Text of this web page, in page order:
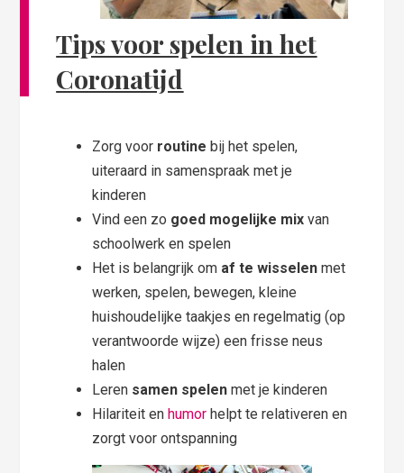
Tips voor spelen in het
Coronatijd
Zorg voor routinebij het spelen,
uiteraard in samenspraak met je
kinderen
Vind een zo goed mogelijke mix van
schoolwerk en spelen
Het is belangrijk om af te wisselen met
werken, spelen, bewegen, kleine
huishoudelijke taakjes en regelmatig (op
verantwoorde wijze) een frisse neus
halen
Leren samen spelen met je kinderen
Hilariteit enhumorhelpt te relativeren en
zorgt voor ontspanning